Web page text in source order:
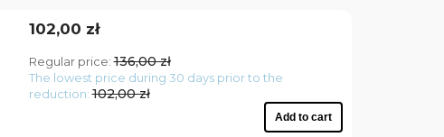
102,00 zł
Regular price:136,00 zł
The lowest price during 30 days prior to the
reduction:102,00 zł
Add to cart